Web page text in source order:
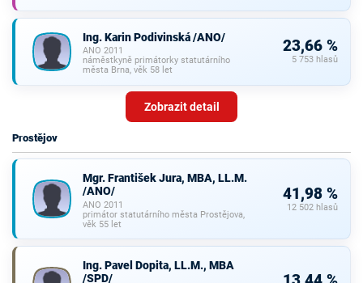
Ing. Karin Podivinská /ANO/
ANO 2011
náměstkyně primátorky statutárního
města Brna, věk 58 let
23,66 %
5 753 hlasů
Zobrazit detail
Prostějov
Mgr. František Jura, MBA, LL.M.
/ANO/
ANO 2011
primátor statutárního města Prostějova,
věk 55 let
41,98 %
12 502 hlasů
Ing. Pavel Dopita, LL.M., MBA
/SPD/